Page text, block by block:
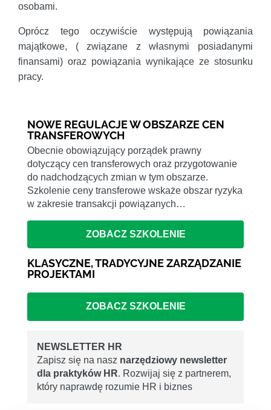
osobami.
Oprócz tego oczywiście występują powiązania
majątkowe, ( związane z własnymi posiadanymi
finansami) oraz powiązania wynikające ze stosunku
pracy.
NOWE REGULACJE W OBSZARZE CEN
TRANSFEROWYCH
Obecnie obowiązujący porządek prawny
dotyczący cen transferowych oraz przygotowanie
do nadchodzących zmian w tym obszarze.
Szkolenie ceny transferowe wskaże obszar ryzyka
w zakresie transakcji powiązanych…
ZOBACZ SZKOLENIE
KLASYCZNE, TRADYCYJNE ZARZĄDZANIE
PROJEKTAMI
ZOBACZ SZKOLENIE
NEWSLETTER HR
Zapisz się na nasz narzędziowy newsletter
dla praktyków HR. Rozwijaj się z partnerem,
który naprawdę rozumie HR i biznes